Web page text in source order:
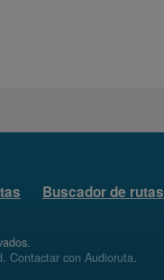
Buscador de rutas
. Contactar con Audioruta.